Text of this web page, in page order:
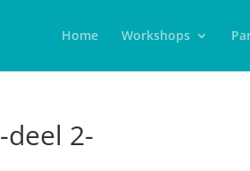
Home Workshops
2-